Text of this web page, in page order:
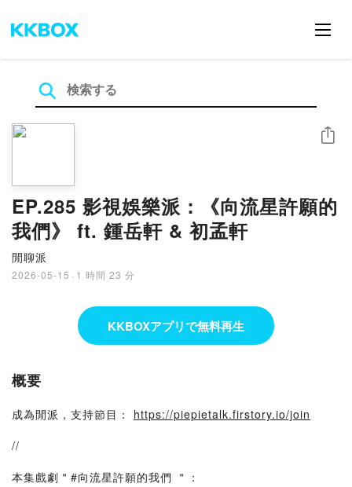
EP.285 影視娛樂派：《向流星許願的
我們》 ft. 鍾岳軒 & 初孟軒
閒聊派
2026-05-15 · 1 時間 23 分
シェア
KKBOXアプリで無料再生
概要
成為閒派，支持節目： https://piepietalk.firstory.io/join
//
本集戲劇＂#向流星許願的我們 ＂：